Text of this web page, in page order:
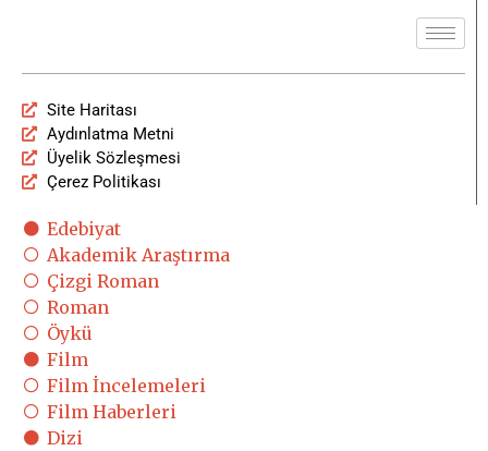
Site Haritası
Aydınlatma Metni
Üyelik Sözleşmesi
Çerez Politikası
Edebiyat
Akademik Araştırma
Çizgi Roman
Roman
Öykü
Film
Film İncelemeleri
Film Haberleri
Dizi